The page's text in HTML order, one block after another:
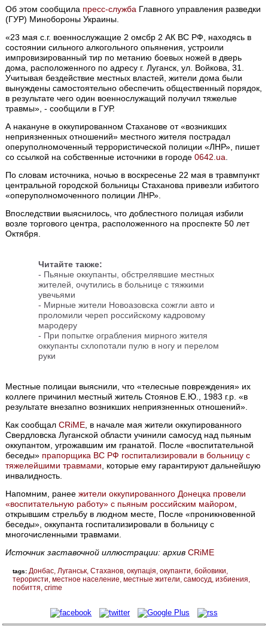
Об этом сообщила пресс-служба Главного управления разведки
(ГУР) Минобороны Украины.
«23 мая с.г. военнослужащие 2 омсбр 2 АК ВС РФ, находясь в
состоянии сильного алкогольного опьянения, устроили
импровизированный тир по метанию боевых ножей в дверь
дома, расположенного по адресу г. Луганск, ул. Войкова, 31.
Учитывая бездействие местных властей, жители дома были
вынуждены самостоятельно обеспечить общественный порядок,
в результате чего один военнослужащий получил тяжелые
травмы», - сообщили в ГУР.
А накануне в оккупированном Стаханове от «возникших
неприязненных отношений» местного жителя пострадал
оперуполномоченный террористической полиции «ЛНР», пишет
со ссылкой на собственные источники в городе0642.ua
По словам источника, ночью в воскресенье 22 мая в травмпункт
центральной городской больницы Стаханова привезли избитого
«оперуполномоченного полиции ЛНР».
Впоследствии выяснилось, что доблестного полицая избили
возле торгового центра, расположенного на проспекте 50 лет
Октября.
Читайте также:
- Пьяные оккупанты, обстрелявшие местных
жителей, очутились в больнице с тяжкими
увечьями
- Мирные жители Новоазовска сожгли авто и
проломили череп российскому кадровому
мародеру
- При попытке ограбления мирного жителя
оккупанты схлопотали пулю в ногу и перелом
руки
Местные полицаи выяснили, что «телесные повреждения» их
коллеге причинил местный житель Стоянов Е.Ю., 1983 г.р. «в
результате внезапно возникших неприязненных отношений».
Как сообщалCRiMЕ , в начале мая жители оккупированного
Свердловска Луганской области учинили самосуд над пьяным
оккупантом, угрожавшим им гранатой. После «воспитательной
беседы» прапорщика ВС РФ госпитализировали в больницу с
тяжелейшими травмами , которые ему гарантируют дальнейшую
инвалидность.
Напомним, ранеежители оккупированного Донецка провели
«воспитательную работу» с пьяным российским майором
открывшим стрельбу в людном месте, После «проникновенной
беседы», оккупанта госпитализировали в больницу с
многочисленными травмами.
Источник заставочной иллюстрации: архив CRiMЕ
tags: Донбас Луганськ Стаханов окупація окупанти бойовики
терористи местное население местные жители самосуд избиения
побиття crime